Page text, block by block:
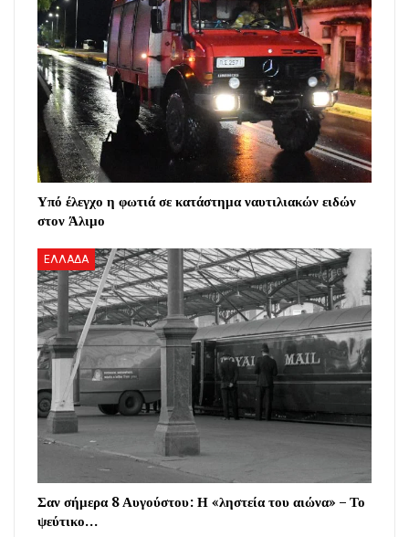
Υπό έλεγχο η φωτιά σε κατάστημα ναυτιλιακών ειδών
στον Άλιμο
ΕΛΛΑΔΑ
Σαν σήμερα 8 Αυγούστου: Η «ληστεία του αιώνα» – Το
ψεύτικο…